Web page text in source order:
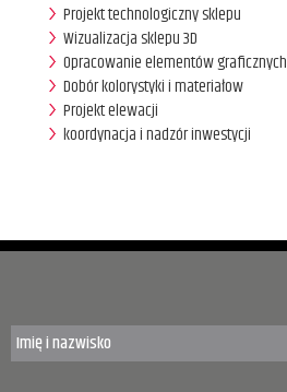
Projekt technologiczny sklepu
Wizualizacja sklepu 3D
Opracowanie elementów graficznych
Dobór kolorystyki i materiałow
Projekt elewacji
koordynacja i nadzór inwestycji